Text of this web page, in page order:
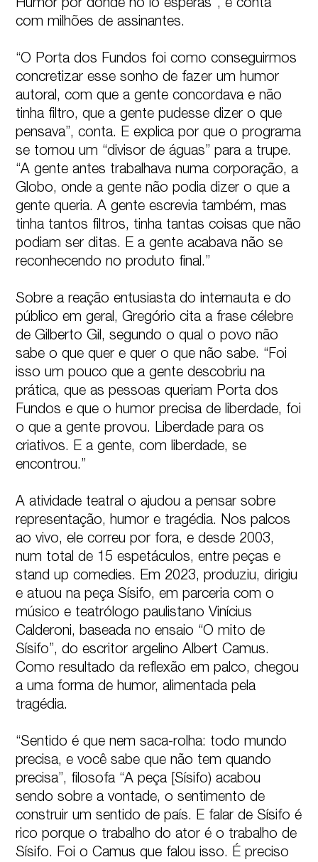
Humor por donde no lo esperas", e conta
com milhões de assinantes.
“O Porta dos Fundos foi como conseguirmos
concretizar esse sonho de fazer um humor
autoral, com que a gente concordava e não
tinha filtro, que a gente pudesse dizer o que
pensava”, conta. E explica por que o programa
se tornou um “divisor de águas” para a trupe.
“A gente antes trabalhava numa corporação, a
Globo, onde a gente não podia dizer o que a
gente queria. A gente escrevia também, mas
tinha tantos filtros, tinha tantas coisas que não
podiam ser ditas. E a gente acabava não se
reconhecendo no produto final.”
Sobre a reação entusiasta do internauta e do
público em geral, Gregório cita a frase célebre
de Gilberto Gil, segundo o qual o povo não
sabe o que quer e quer o que não sabe. “Foi
isso um pouco que a gente descobriu na
prática, que as pessoas queriam Porta dos
Fundos e que o humor precisa de liberdade, foi
o que a gente provou. Liberdade para os
criativos. E a gente, com liberdade, se
encontrou.”
A atividade teatral o ajudou a pensar sobre
representação, humor e tragédia. Nos palcos
ao vivo, ele correu por fora, e desde 2003,
num total de 15 espetáculos, entre peças e
stand up comedies. Em 2023, produziu, dirigiu
e atuou na peça Sísifo, em parceria com o
músico e teatrólogo paulistano Vinícius
Calderoni, baseada no ensaio “O mito de
Sísifo”, do escritor argelino Albert Camus.
Como resultado da reflexão em palco, chegou
a uma forma de humor, alimentada pela
tragédia.
“Sentido é que nem saca-rolha: todo mundo
precisa, e você sabe que não tem quando
precisa”, filosofa “A peça [Sísifo) acabou
sendo sobre a vontade, o sentimento de
construir um sentido de país. E falar de Sísifo é
rico porque o trabalho do ator é o trabalho de
Sísifo. Foi o Camus que falou isso. É preciso